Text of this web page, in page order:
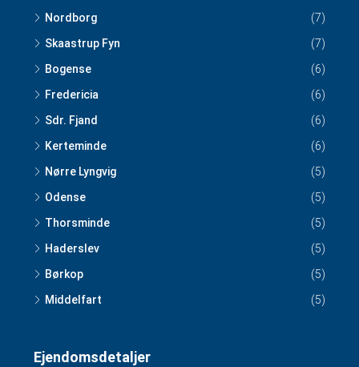
Nordborg
(7)
Skaastrup Fyn
(7)
Bogense
(6)
Fredericia
(6)
Sdr. Fjand
(6)
Kerteminde
(6)
Nørre Lyngvig
(5)
Odense
(5)
Thorsminde
(5)
Haderslev
(5)
Børkop
(5)
Middelfart
(5)
Ejendomsdetaljer